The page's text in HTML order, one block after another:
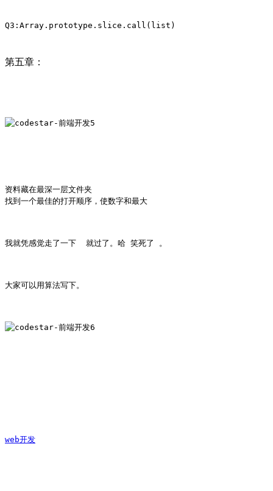
Q3:Array.prototype.slice.call(list)
第五章：
资料藏在最深一层文件夹
我就凭感觉走了一下  就过了。哈 笑死了 。
大家可以用算法写下。
web开发